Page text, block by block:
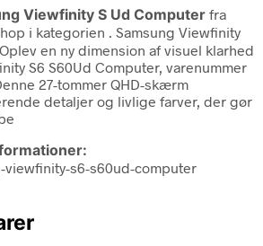
Viewfinity S Ud Computer fra
i kategorien . Samsung Viewfinity
en ny dimension af visuel klarhed
S6 S60Ud Computer, varenummer
27-tommer QHD-skærm
detaljer og livlige farver, der gør
viewfinity-s6-s60ud-computer